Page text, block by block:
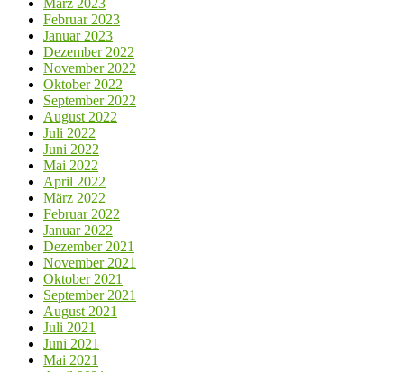
März 2023
Februar 2023
Januar 2023
Dezember 2022
November 2022
Oktober 2022
September 2022
August 2022
Juli 2022
Juni 2022
Mai 2022
April 2022
März 2022
Februar 2022
Januar 2022
Dezember 2021
November 2021
Oktober 2021
September 2021
August 2021
Juli 2021
Juni 2021
Mai 2021